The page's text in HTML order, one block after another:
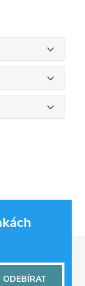
ODEBÍRAT